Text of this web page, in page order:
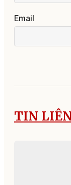
Email
TIN